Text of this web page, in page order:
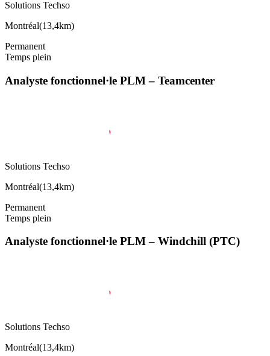
Solutions Techso
Montréal(13,4km)
Permanent
Temps plein
Analyste fonctionnel·le PLM – Teamcenter
Solutions Techso
Montréal(13,4km)
Permanent
Temps plein
Analyste fonctionnel·le PLM – Windchill (PTC)
Solutions Techso
Montréal(13,4km)